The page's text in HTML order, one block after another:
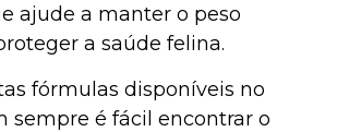
ajude a manter o peso
a saúde felina.
fórmulas disponíveis no
sempre é fácil encontrar o